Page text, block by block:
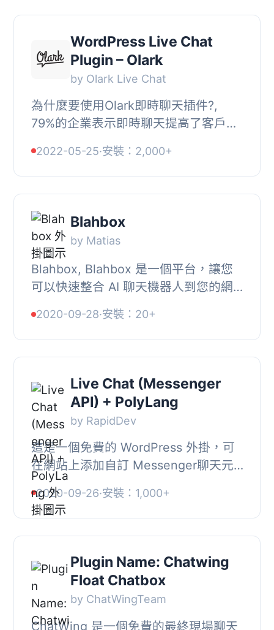
WordPress Live Chat
Plugin – Olark
by Olark Live Chat
為什麼要使用Olark即時聊天插件?,
79%的企業表示即時聊天提高了客戶的
好的Olark即時聊天插件，快速有效地
發展您的業務！,...
2022-05-25·安裝：2,000+
Blahbox
by Matias
Blahbox, Blahbox 是一個平台，讓您
可以快速整合 AI 聊天機器人到您的網
擎：, , Watson Assistant, Dialogflow,
Amazon L...
2020-09-28·安裝：20+
Live Chat (Messenger
API) + PolyLang
by RapidDev
這是一個免費的 WordPress 外掛，可
在網站上添加自訂 Messenger聊天元
件。您可以自定義顏色、選擇語言、整
合 PolyLang、更改位置等。操作簡單
方便！, 這個 Li...
2020-09-26·安裝：1,000+
Plugin Name: Chatwing
Float Chatbox
by ChatWingTeam
ChatWing 是一個免費的最終現場聊天